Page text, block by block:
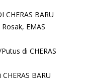
CHERAS BARU
EMAS
di CHERAS
BARU